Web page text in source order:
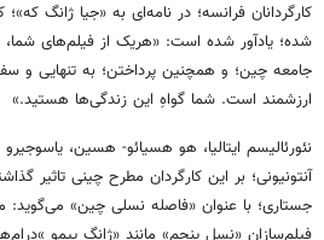
کارگردانان فرانسه؛ در نامه‌ای به «جیا ژانگ که»؛
شده؛ یادآور شده است: «هریک از فیلم‌های
جامعه چین؛ و همچنین پرداختن؛ به تنهایی و
ارزشمند است. شما گواهِ این زندگی‌ها هستید.»
نئورئالیسم ایتالیا، هو هسیائو- هسین،
آنتونیونی؛ بر این کارگردان مطرح چینی تاثیر
جستاری؛ با عنوان «فاصله نسلی چین» می‌گوید: